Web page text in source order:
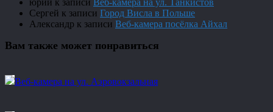
юрий к записи Веб-камера на ул. Танкистов
Сергей к записи Город Висла в Польше
Александр к записи Веб-камера посёлка Айхал
Вам также может понравиться
Веб-камера на ул. Аэровокзальная